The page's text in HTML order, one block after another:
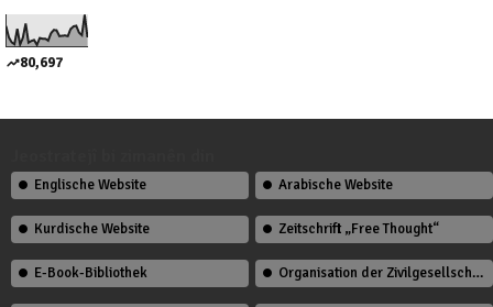
80,697
Englische Website Arabische Website
Kurdische Website Zeitschrift „Free Thought“
E-Book-Bibliothek Organisation der Zivilgesellschaft